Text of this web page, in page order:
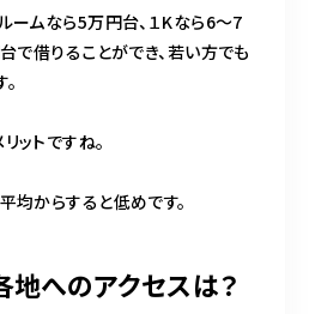
ームなら5万円台、１Kなら6～7
で借りることができ、若い方でも
ットですね。
からすると低めです。
へのアクセスは？